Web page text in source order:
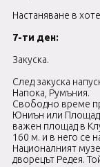
Настаняване в
7-ти ден:
Закуска.
След закуска
Напока, Румъния.
Свободно време
Юниън или Площад
важен площад в
160 м. и в него се
Националният
дворецът Редея.